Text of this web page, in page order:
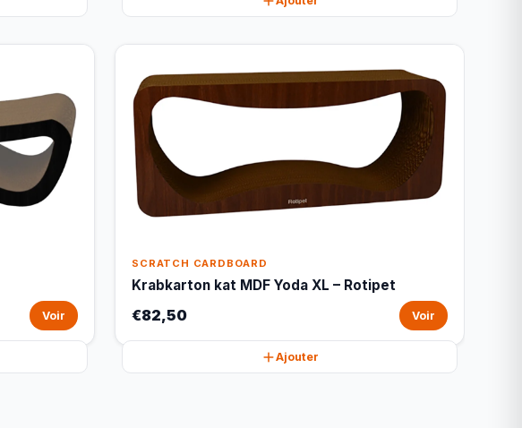
Voir
SCRATCH CARDBOARD
Krabkarton kat MDF Yoda XL – Rotipet
€82,50 Voir
Ajouter